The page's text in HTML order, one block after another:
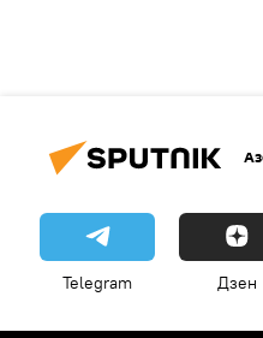
Telegram Дзен